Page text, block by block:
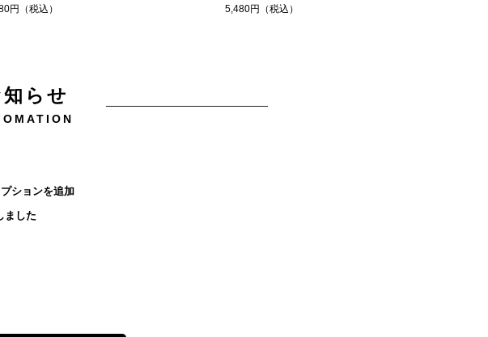
円（税込） 5,480円（税込）
らせ
ションを追加
ました